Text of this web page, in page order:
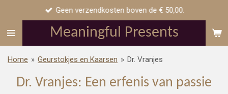
naar
hoofdinhoud
Meaningful Presents
Geen verzendkosten boven de € 50,00.
Home » Geurstokjes en Kaarsen » Dr. Vranjes
Dr. Vranjes: Een erfenis van passie